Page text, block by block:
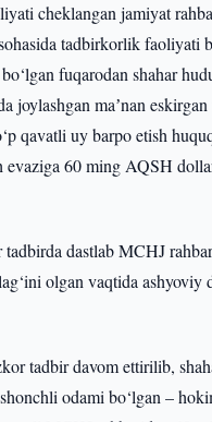
cheklangan jamiyat
tadbirkorlik faoliyati
fuqarodan shahar
joylashgan maʼnan
qavatli uy barpo etish
evaziga 60 ming AQSH
tadbirda dastlab MCHJ
olgan vaqtida ashyoviy
tadbir davom ettirilib,
odami bo‘lgan –